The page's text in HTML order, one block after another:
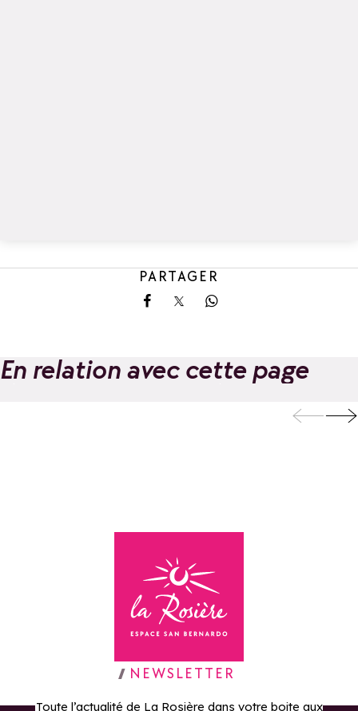
PARTAGER
Partager sur Facebook
Partager sur X
Partager sur
En relation avec cette page
Randonnée
pédestre
Retour à la page d'accueil
NEWSLETTER
Toute l’actualité de La Rosière dans votre boite aux